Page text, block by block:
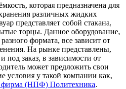
которая предназначена для
различных жидких
представляет собой стакана,
торцы. Данное оборудование,
формата, все зависит от
На рынке представлены,
под заказ, в зависимости от
может предложить свои
условия у такой компании как,
фирма (НПФ) Политехника.